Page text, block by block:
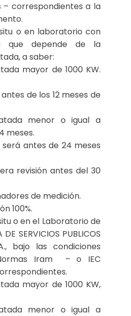
– correspondientes a la
o en laboratorio con
que depende de la
a saber:
mayor de 1000 KW.
de los 12 meses de
menor o igual a
meses.
antes de 24 meses
revisión antes del 30
de medición.
100%.
o en el Laboratorio de
SERVICIOS PUBLICOS
bajo las condiciones
Iram – o IEC
mayor de 1000 KW,
menor o igual a